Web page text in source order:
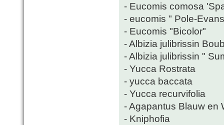
- Eucomis comosa
- eucomis " Pole-
- Eucomis "Bicolor"
- Albizia julibrissin
- Albizia julibrissin "
- Yucca Rostrata
- yucca baccata
- Yucca recurvifolia
- Agapantus Blauw en
- Kniphofia